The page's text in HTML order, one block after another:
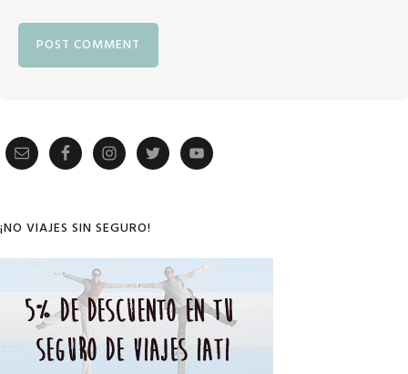
Primary
¡NO VIAJES SIN SEGURO!